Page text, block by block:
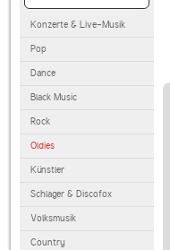
Konzerte & Live-Musik
Pop
Dance
Black Music
Rock
Oldies
Künstler
Schlager & Discofox
Volksmusik
Country